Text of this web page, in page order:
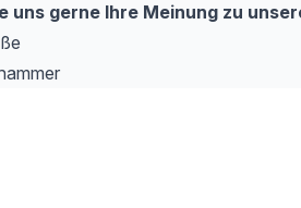
uns gerne Ihre Meinung zu